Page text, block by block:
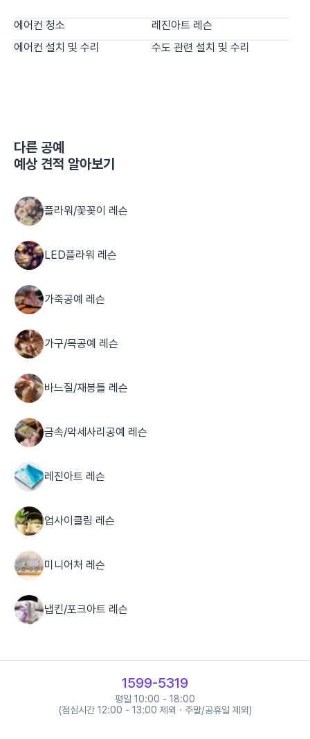
에어컨 청소
레진아트 레슨
에어컨 설치 및 수리
수도 관련 설치 및 수리
다른 공예
예상 견적 알아보기
플라워/꽃꽂이 레슨
LED플라워 레슨
가죽공예 레슨
가구/목공예 레슨
바느질/재봉틀 레슨
금속/악세사리공예 레슨
레진아트 레슨
업사이클링 레슨
미니어처 레슨
냅킨/포크아트 레슨
디퓨저/향수 레슨
1599-5319
평일 10:00 - 18:00
(점심시간 12:00 - 13:00 제외 · 주말/공휴일 제외)